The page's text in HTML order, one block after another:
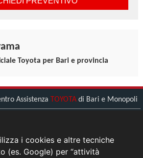
i cookies e altre tecniche
(es. Google) per “attività
Toyota per Bari e provincia
Assistenza TOYOTA di Bari e Monopoli
1